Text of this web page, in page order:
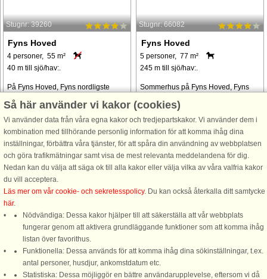
Stugnr: 39260
Fyns Hoved
4 personer, 55 m²
40 m till sjö/hav:.
På Fyns Hoved, Fyns nordligste
punkt, ligger dette sommerhus med
en fantastisk udsigt over vandet ca.
40 m fra vandkanten. Huset er
arkitekttegnet i dansk byggestil med
vægt på en hyggelig atmosfære.
Lys, ...
från 7.223 SEK
Stugnr: 66082
Fyns Hoved
5 personer, 77 m²
245 m till sjö/hav:.
Sommerhus på Fyns Hoved, Fyns
m til vandkanten. Der er kombineret
opholds-/spisestue med udgang til
terrassen. Stuen er endvidere
udstyret med tv, radio med cd-
afspiller ...
DanCenter A/S - Kronprinsensgade 3, 2. - 1114 København K - Danmark
Så här använder vi kakor (cookies)
Vi använder data från våra egna kakor och tredjepartskakor. Vi använder dem i
kombination med tillhörande personlig information för att komma ihåg dina
inställningar, förbättra våra tjänster, för att spåra din användning av webbplatsen
och göra trafikmätningar samt visa de mest relevanta meddelandena för dig.
Nedan kan du välja att säga ok till alla kakor eller välja vilka av våra valfria kakor
du vill acceptera.
Läs mer om vår cookie- och sekretesspolicy. Du kan också återkalla ditt samtycke
här.
Nödvändiga: Dessa kakor hjälper till att säkerställa att vår webbplats
fungerar genom att aktivera grundläggande funktioner som att komma ihåg
listan över favorithus.
Funktionella: Dessa används för att komma ihåg dina sökinställningar, t.ex.
antal personer, husdjur, ankomstdatum etc.
Statistiska: Dessa möjliggör en bättre användarupplevelse, eftersom vi då